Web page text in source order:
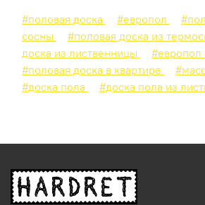
#половая доска #европол
сосны
#половая доска из
доска из лиственницы
#европол
#половая доска в квартире
#доска пола
#доска пола из